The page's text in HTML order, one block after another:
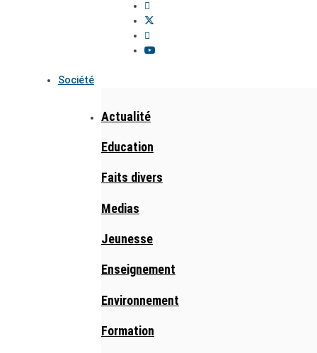
Société
Actualité
Education
Faits divers
Medias
Jeunesse
Enseignement
Environnement
Formation